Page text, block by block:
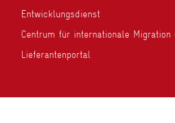
Entwicklungsdienst
Centrum für internationale Migration
Lieferantenportal